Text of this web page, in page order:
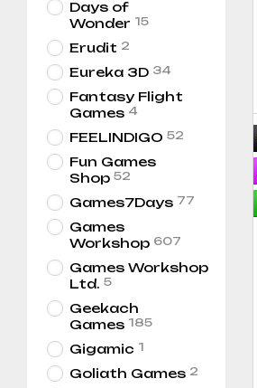
Days of
Wonder 15
Erudit 2
Eureka 3D 34
Fantasy Flight
Games 4
FEELINDIGO 52
Fun Games
Shop 52
Games7Days 77
Games
Workshop 607
Games Workshop
Ltd. 5
Geekach
Games 185
Gigamic 1
Goliath Games 2